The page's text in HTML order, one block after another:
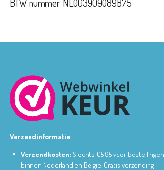
BTW nummer: NL003909089B75
Verzendinformatie
Verzendkosten: Slechts €5,95 voor bestellingen
binnen Nederland en België. Gratis verzending